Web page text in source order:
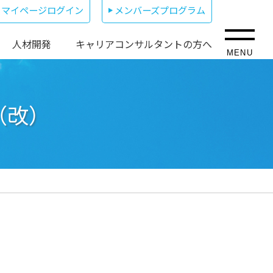
マイページログイン メンバーズプログラム
人材開発 キャリアコンサルタントの方へ
MENU
）